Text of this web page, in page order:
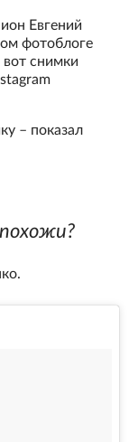
Евгений
фотоблоге
снимки
– показал